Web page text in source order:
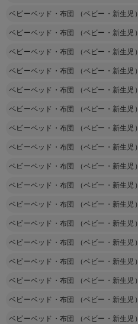
ベビーベッド・布団 （ベビー・新生児）
ベビーベッド・布団 （ベビー・新生児）
ベビーベッド・布団 （ベビー・新生児）
ベビーベッド・布団 （ベビー・新生児）
ベビーベッド・布団 （ベビー・新生児）
ベビーベッド・布団 （ベビー・新生児）
ベビーベッド・布団 （ベビー・新生児）
ベビーベッド・布団 （ベビー・新生児）
ベビーベッド・布団 （ベビー・新生児）
ベビーベッド・布団 （ベビー・新生児）
ベビーベッド・布団 （ベビー・新生児）
ベビーベッド・布団 （ベビー・新生児）
ベビーベッド・布団 （ベビー・新生児）
ベビーベッド・布団 （ベビー・新生児）
ベビーベッド・布団 （ベビー・新生児）
ベビーベッド・布団 （ベビー・新生児）
ベビーベッド・布団 （ベビー・新生児）